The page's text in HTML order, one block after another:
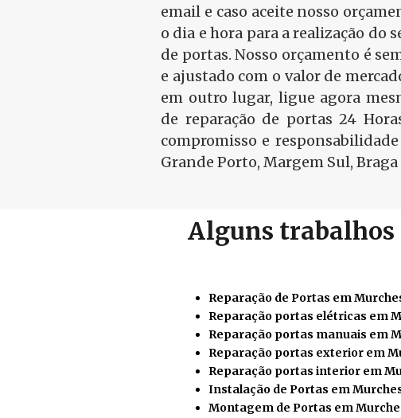
email e caso aceite nosso
o dia e hora para a realização do
de portas. Nosso orçamento é
e ajustado com o valor de
em outro lugar, ligue agora
de reparação de portas 24
compromisso e
Grande Porto, Margem Sul, Braga
Alguns trabalhos
Reparação de Portas em
Reparação portas elétricas em
Reparação portas manuais em
Reparação portas exterior em
Reparação portas interior em
Instalação de Portas em
Montagem de Portas em